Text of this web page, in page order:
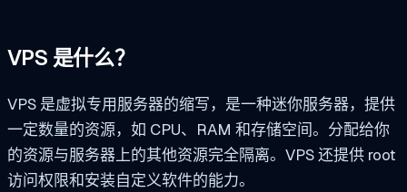
VPS 是什么？
VPS 是虚拟专用服务器的缩写，是一种迷你服务器，提供
一定数量的资源，如 CPU、RAM 和存储空间。分配给你
的资源与服务器上的其他资源完全隔离。VPS 还提供 root
访问权限和安装自定义软件的能力。